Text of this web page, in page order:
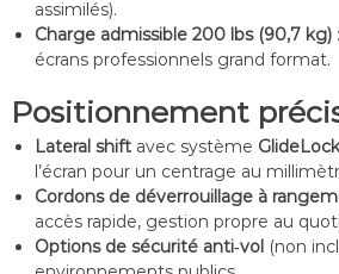
assimilés).
Charge admissible 200 lbs (90,7 kg)
écrans professionnels grand format.
Positionnement
Lateral shiftavec système GlideLock
l’écran pour un centrage au
Cordons de déverrouillage à
accès rapide, gestion propre au
Options de sécurité anti‑vol(non